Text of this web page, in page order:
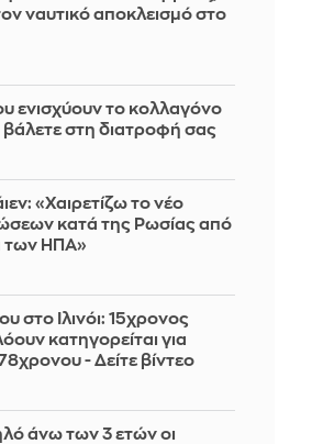
ναυτικό αποκλεισμό στο
ενισχύουν το κολλαγόνο
βάλετε στη διατροφή σας
«Χαιρετίζω το νέο
κατά της Ρωσίας από
των ΗΠΑ»
στο Ιλινόι: 15χρονος
κατηγορείται για
- Δείτε βίντεο
άνω των 3 ετών οι